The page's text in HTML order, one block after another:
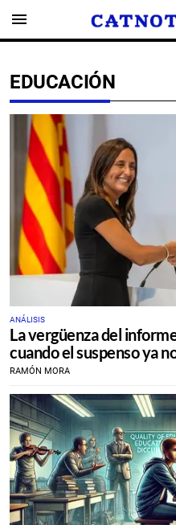
menu
EDUCACIÓN
ANÁLISIS
La vergüenza del
cuando el suspenso ya
RAMÓN MORA